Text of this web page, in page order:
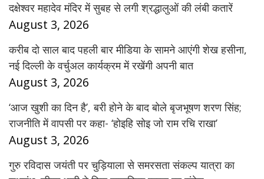
दक्षेश्वर महादेव मंदिर में सुबह से लगी श्रद्धालुओं की लंबी कतारें
August 3, 2026
करीब दो साल बाद पहली बार मीडिया के सामने आएंगी शेख हसीना,
नई दिल्ली के वर्चुअल कार्यक्रम में रखेंगी अपनी बात
August 3, 2026
‘आज खुशी का दिन है’, बरी होने के बाद बोले बृजभूषण शरण सिंह;
राजनीति में वापसी पर कहा- ‘होइहि सोइ जो राम रचि राखा’
August 3, 2026
गुरु रविदास जयंती पर चुड़ियाला से समरसता संकल्प यात्रा का